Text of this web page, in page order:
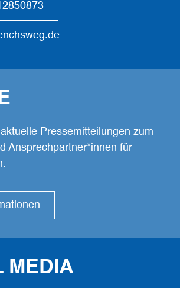
Pressemitteilungen zum
Ansprechpartner*innen für
MEDIA